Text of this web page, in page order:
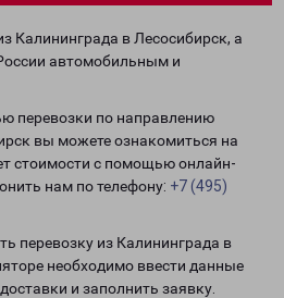
Калининграда в Лесосибирск, а
автомобильным и
перевозки по направлению
вы можете ознакомиться на
стоимости с помощью онлайн-
нам по телефону: +7 (495)
перевозку из Калининграда в
необходимо ввести данные
и заполнить заявку.